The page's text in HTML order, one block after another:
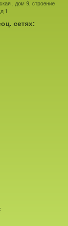
, дом 9, строение
1
сетях: